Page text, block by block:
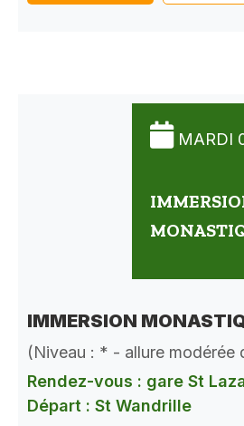
MARDI
IMMERSION
(Niveau : * - allure modérée
Rendez-vous : gare St
Départ : St Wandrille